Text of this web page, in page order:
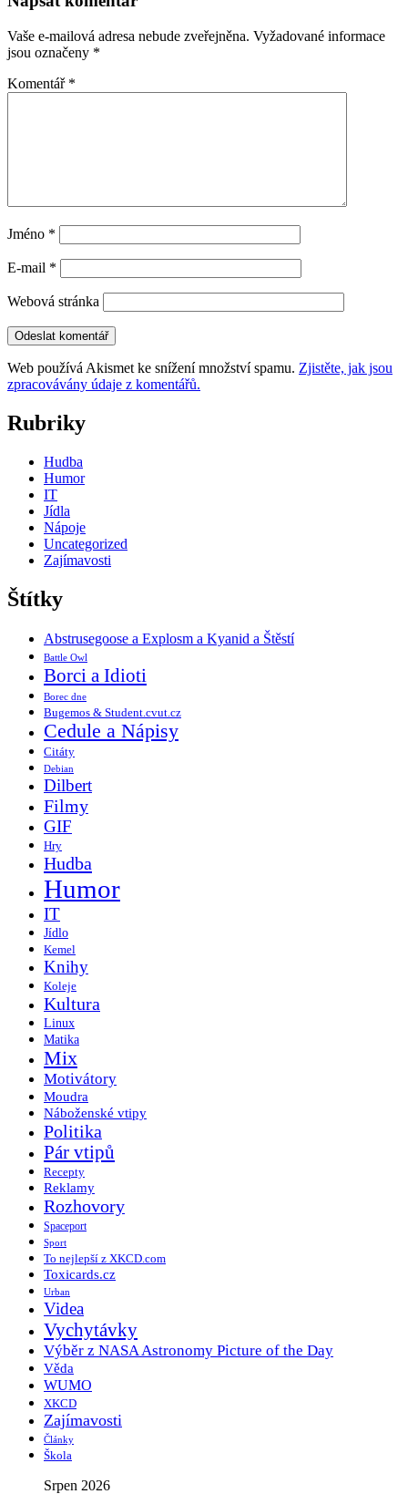
příspěvky
Vaše e-mailová adresa nebude zveřejněna. Vyžadované informace
jsou označeny *
Komentář *
Jméno *
E-mail *
Webová stránka
Web používá Akismet ke snížení množství spamu. Zjistěte, jak jsou
zpracovávány údaje z komentářů.
Rubriky
Hudba
Humor
IT
Jídla
Nápoje
Uncategorized
Zajímavosti
Štítky
Abstrusegoose a Explosm a Kyanid a Štěstí
Battle Owl
Borci a Idioti
Borec dne
Bugemos & Student.cvut.cz
Cedule a Nápisy
Citáty
Debian
Dilbert
Filmy
GIF
Hry
Hudba
Humor
IT
Jídlo
Kemel
Knihy
Koleje
Kultura
Linux
Matika
Mix
Motivátory
Moudra
Náboženské vtipy
Politika
Pár vtipů
Recepty
Reklamy
Rozhovory
Spaceport
Sport
To nejlepší z XKCD.com
Toxicards.cz
Urban
Videa
Vychytávky
Výběr z NASA Astronomy Picture of the Day
Věda
WUMO
XKCD
Zajímavosti
Články
Škola
Srpen 2026